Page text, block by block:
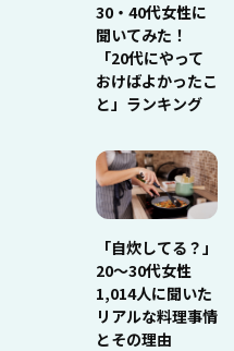
30・40代女性に
聞いてみた！
「20代にやって
おけばよかったこ
と」ランキング
「自炊してる？」
20〜30代女性
1,014人に聞いた
リアルな料理事情
とその理由